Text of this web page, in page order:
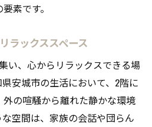
素です。
ラックススペース
い、心からリラックスできる場
安城市の生活において、2階に
の喧騒から離れた静かな環境
空間は、家族の会話や団らん